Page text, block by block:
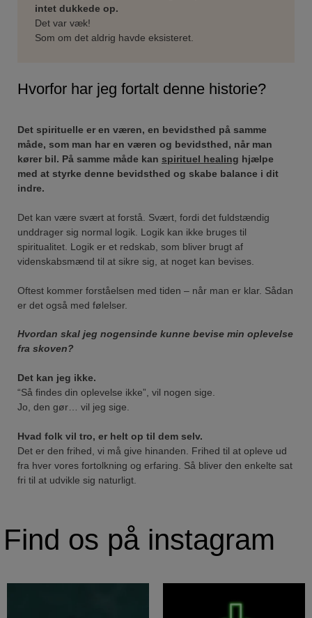
intet dukkede op.
Det var væk!
Som om det aldrig havde eksisteret.
Hvorfor har jeg fortalt denne historie?
Det spirituelle er en væren, en bevidsthed på samme
måde, som man har en væren og bevidsthed, når man
kører bil. På samme måde kan spirituel healing hjælpe
med at styrke denne bevidsthed og skabe balance i dit
indre.
Det kan være svært at forstå. Svært, fordi det fuldstændig
unddrager sig normal logik. Logik kan ikke bruges til
spiritualitet. Logik er et redskab, som bliver brugt af
videnskabsmænd til at sikre sig, at noget kan bevises.
Oftest kommer forståelsen med tiden – når man er klar. Sådan
er det også med følelser.
Hvordan skal jeg nogensinde kunne bevise min oplevelse
fra skoven?
Det kan jeg ikke.
“Så findes din oplevelse ikke”, vil nogen sige.
Jo, den gør… vil jeg sige.
Hvad folk vil tro, er helt op til dem selv.
Det er den frihed, vi må give hinanden. Frihed til at opleve ud
fra hver vores fortolkning og erfaring. Så bliver den enkelte sat
fri til at udvikle sig naturligt.
Find os på instagram
om morgenen og følt